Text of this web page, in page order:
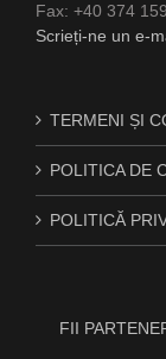
Fax: +40 374
Scrieți-ne un e-
TERMENI ȘI
POLITICA DE
POLITICĂ
FII